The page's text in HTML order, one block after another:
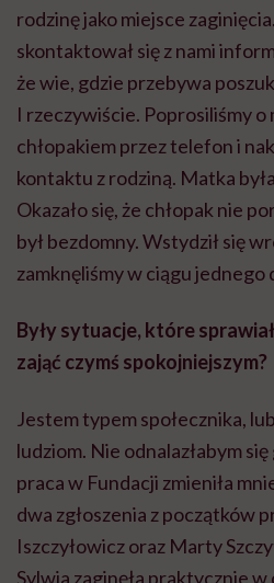
rodzinę jako miejsce
skontaktował się z nami
żewie, gdzie przebywa
I rzeczywiście. Poprosiliśmy
chłopakiem przez telefon i
kontaktu z rodziną. Matka
Okazało się, że chłopak nie
był bezdomny. Wstydził się
zamknęliśmy w ciągu jednego
Były sytuacje, które
zająć czymś spokojniejszym?
Jestem typem społecznika,
ludziom. Nie odnalazłabym
praca w Fundacji zmieniła
dwa zgłoszenia z początków
Iszczyłowiczoraz Marty
Sylwia zaginęła praktycznie